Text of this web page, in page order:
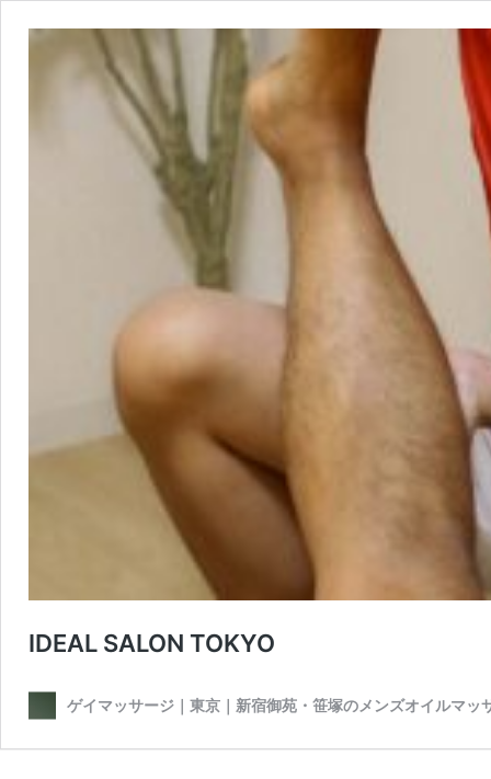
IDEAL SALON TOKYO
ゲイマッサージ｜東京｜新宿御苑・笹塚のメンズオイルマッ